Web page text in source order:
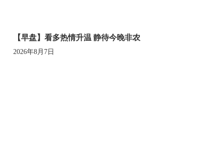
【早盘】看多热情升温 静待今晚非农
2026年8月7日